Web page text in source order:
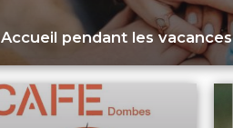
Accueil pendant les vacances